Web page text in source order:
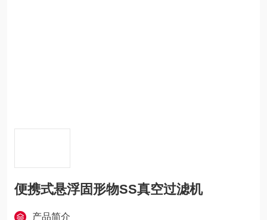
便携式悬浮固形物SS真空过滤机
产品简介